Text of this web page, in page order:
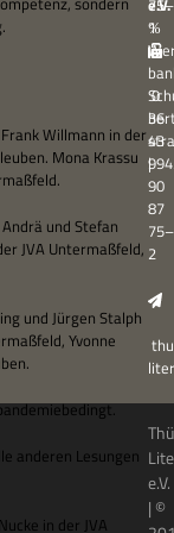
Will­mann in der
Mona Krassu
und Ste­fan
JVA Unter­maß­feld,
und Jür­gen Stalph
Yvonne
ande­ren Lesun­gen
in der JVA
e.V.
℅
75–
1
0
36
43
|
90
87
75–
2
e.V.
| ©